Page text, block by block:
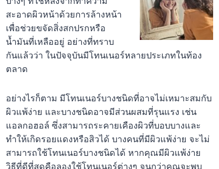
สะอาดผิวหน้าด้วยการล้างหน้า
เพื่อช่วยขจัดสิ่งสกปรกหรือ
น้ำมันที่เหลืออยู่ อย่างที่ทราบ
กันแล้วว่า ในปัจจุบันมีโทนเนอร์หลายประเภทในท้อง
ตลาด
อย่างไรก็ตาม มีโทนเนอร์บางชนิดที่อาจไม่เหมาะสมกับ
ผิวแพ้ง่าย และบางชนิดอาจมีส่วนผสมที่รุนแรง เช่น
แอลกอฮอล์ ซึ่งสามารถระคายเคืองผิวที่บอบบางและ
ทำให้เกิดรอยแดงหรือสิวได้ บางคนที่มีผิวแพ้ง่าย จะไม่
สามารถใช้โทนเนอร์บางชนิดได้ หากคุณมีผิวแพ้ง่าย
วิธีที่ดีที่สุดคือลองใช้โทนเนอร์ต่างๆ จนกว่าคุณจะพบ